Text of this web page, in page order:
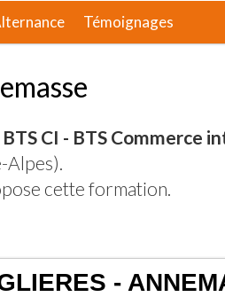
Témoignages
BTS CI - BTS Commerce
Alpes).
cette formation.
-